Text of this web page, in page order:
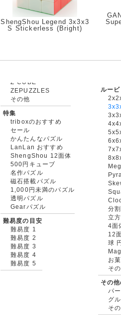
ShengShou Legend 3x3x3
S Stickerless (Bright)
ZEPUZZLES
その他
特集
triboxのおすすめ
セール
かんたんなパズル
LanLan おすすめ
ShengShou 12面体
500円キューブ
名作パズル
磁石搭載パズル
1,000円未満のパズル
透明パズル
Gearパズル
難易度の目安
難易度 1
難易度 2
難易度 3
難易度 4
難易度 5
ルー
分
立
4面
12
球
お
そ
その
パ
グ
そ